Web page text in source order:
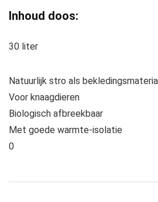
Inhoud doos:
30 liter
Natuurlijk stro als
Voor knaagdieren
Biologisch afbreekbaar
Met goede warmte-isolatie
0